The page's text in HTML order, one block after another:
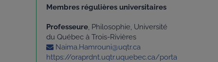
Membres régulières universitaires
Professeure, Philosophie, Université
du Québec à Trois-Rivières
Naima.Hamrouni@uqtr.ca
https://oraprdnt.uqtr.uquebec.ca/porta